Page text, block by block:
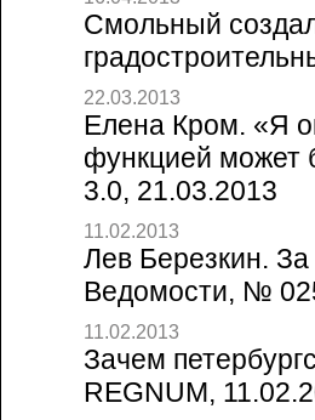
Смольный
22.03.2013
Елена Кром. «Я
функцией может
3.0, 21.03.2013
11.02.2013
Лев Березкин.
Ведомости, №
11.02.2013
Зачем
REGNUM,